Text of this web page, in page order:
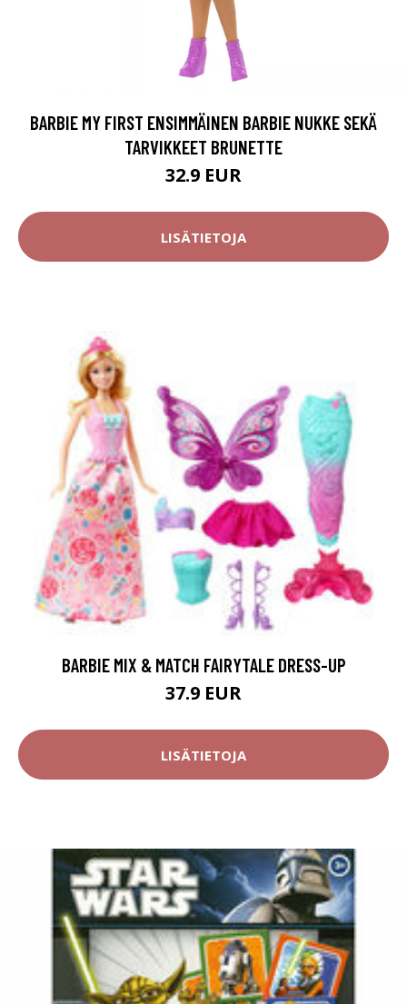
BARBIE MY FIRST ENSIMMÄINEN BARBIE NUKKE SEKÄ
TARVIKKEET BRUNETTE
32.9 EUR
LISÄTIETOJA
BARBIE MIX & MATCH FAIRYTALE DRESS-UP
37.9 EUR
LISÄTIETOJA